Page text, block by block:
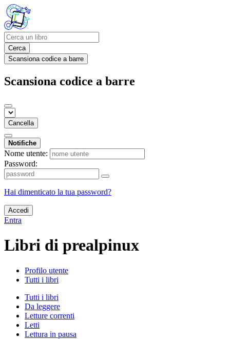
Cerca
Scansiona codice a barre
Scansiona codice a barre
Cancella
Notifiche
Nome utente:
Password:
Hai dimenticato la tua password?
Accedi
Entra
Libri di prealpinux
Profilo utente
Tutti i libri
Tutti i libri
Da leggere
Letture correnti
Letti
Lettura in pausa